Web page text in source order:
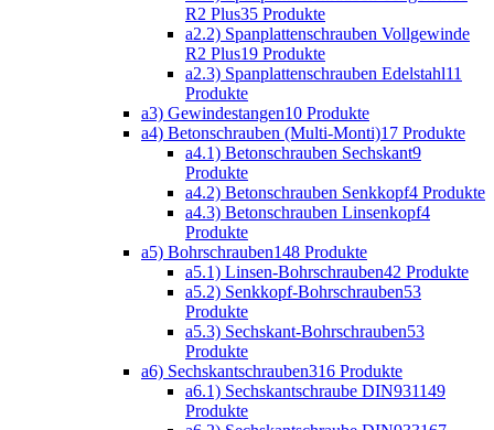
R2 Plus35 Produkte
a2.2) Spanplattenschrauben Vollgewinde
R2 Plus19 Produkte
a2.3) Spanplattenschrauben Edelstahl11
Produkte
a3) Gewindestangen10 Produkte
a4) Betonschrauben (Multi-Monti)17 Produkte
a4.1) Betonschrauben Sechskant9
Produkte
a4.2) Betonschrauben Senkkopf4 Produkte
a4.3) Betonschrauben Linsenkopf4
Produkte
a5) Bohrschrauben148 Produkte
a5.1) Linsen-Bohrschrauben42 Produkte
a5.2) Senkkopf-Bohrschrauben53
Produkte
a5.3) Sechskant-Bohrschrauben53
Produkte
a6) Sechskantschrauben316 Produkte
a6.1) Sechskantschraube DIN931149
Produkte